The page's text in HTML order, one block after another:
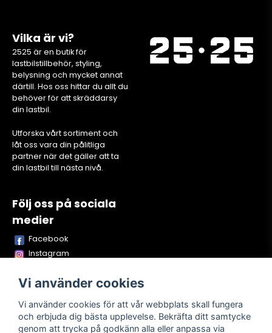
Vilka är vi?
2525 är en butik för
lastbilstillbehör, styling,
belysning och mycket annat
därtill. Hos oss hittar du allt du
behöver för att skräddarsy
din lastbil.
Utforska vårt sortiment och
låt oss vara din pålitliga
partner när det gäller att ta
din lastbil till nästa nivå.
Följ oss på sociala
medier
Facebook
Instagram
TikTok
Vi använder cookies
Vi använder cookies för att vår webbplats skall fungera
och erbjuda dig bästa upplevelse. Bekräfta ditt samtycke
genom att trycka på godkänn alla eller anpassa via